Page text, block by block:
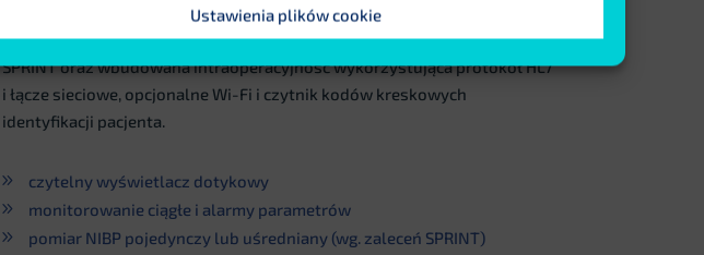
Ustawienia plików cookie
aparatu jest jakość technologii pomiarowych oraz najnowsze algorytmy
takie jak uśrednianie pomiarów ciśnienia zgodnie z zaleceniami badania
SPRINT oraz wbudowana intraoperacyjność wykorzystująca protokół HL7
i łącze sieciowe, opcjonalne Wi-Fi i czytnik kodów kreskowych
identyfikacji pacjenta.
czytelny wyświetlacz dotykowy
monitorowanie ciągłe i alarmy parametrów
pomiar NIBP pojedynczy lub uśredniany (wg. zaleceń SPRINT)